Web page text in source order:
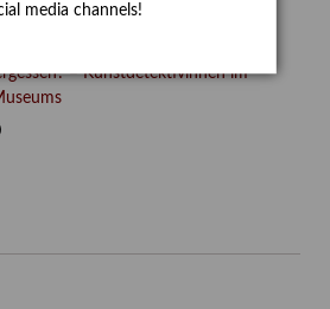
– Kunstdetektivinnen im
media channels!